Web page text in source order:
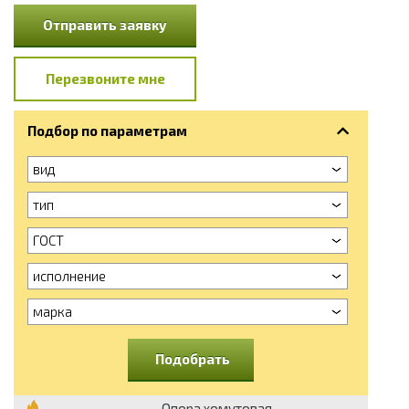
Отправить заявку
Перезвоните мне
Подбор по параметрам
вид
тип
ГОСТ
исполнение
марка
Подобрать